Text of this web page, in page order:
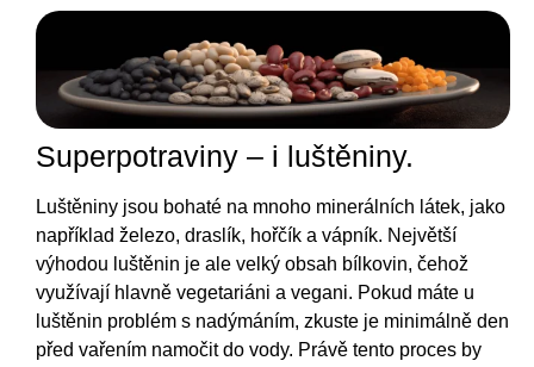
Superpotraviny – i luštěniny.
Luštěniny jsou bohaté na mnoho minerálních látek, jako
například železo, draslík, hořčík a vápník. Největší
výhodou luštěnin je ale velký obsah bílkovin, čehož
využívají hlavně vegetariáni a vegani. Pokud máte u
luštěnin problém s nadýmáním, zkuste je minimálně den
před vařením namočit do vody. Právě tento proces by